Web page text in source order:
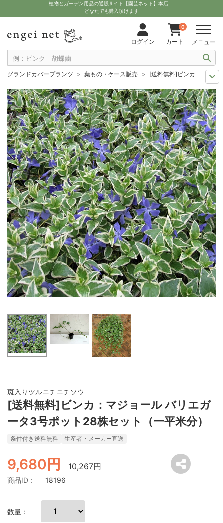
植物とガーデン用品の通販サイト【園芸ネット】本店
どなたでも購入頂けます
ログイン
0
カート メニュー
グランドカバープランツ 葉もの・ケース販売
[送料無料]ビンカ：マジョ
送料無料商品
草花の苗
[送料無料]ビンカ：マジョール バリエガータ3号
送料無料商品
植物の苗 [送料無料]ビンカ：マジョール バリエガータ3号
斑入りツルニチニチソウ
[送料無料]ビンカ：マジョール バリエガ
ータ3号ポット28株セット（一平米分）
条件付き送料無料 生産者・メーカー直送
9,680円 10,267円
商品ID： 18196
数量：